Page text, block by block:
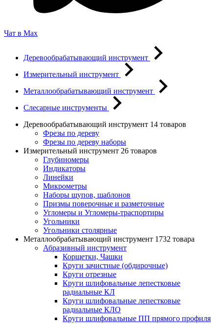
Чат в Max
Деревообрабатывающий инструмент
Измерительный инструмент
Металлообрабатывающий инструмент
Слесарные инструменты
Деревообрабатывающий инструмент 14 товаров
Фрезы по дереву
Фрезы по дереву наборы
Измерительный инструмент 26 товаров
Глубиномеры
Индикаторы
Линейки
Микрометры
Наборы щупов, шаблонов
Призмы поверочные и разметочные
Угломеры и Угломеры-траспортиры
Угольники
Угольники столярные
Металлообрабатывающий инструмент 1732 товара
Абразивный инструмент
Корщетки, Чашки
Круги зачистные (обдирочные)
Круги отрезные
Круги шлифовальные лепестковые
радиальные КЛ
Круги шлифовальные лепестковые
радиальные КЛО
Круги шлифовальные ПП прямого профиля